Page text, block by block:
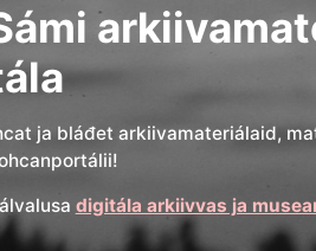
ja bláđet arkiivamateriálaid,
digitála arkiivvas ja